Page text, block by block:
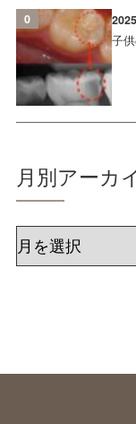
0
子
月別アーカ
ア
ー